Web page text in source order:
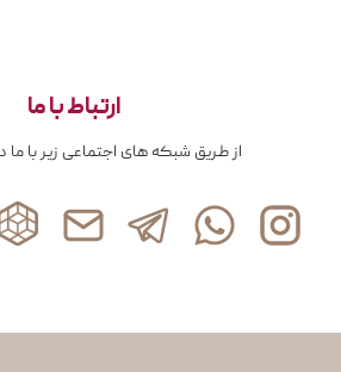
ارتباط با ما
از طریق شبکه های اجتماعی زیر با ما